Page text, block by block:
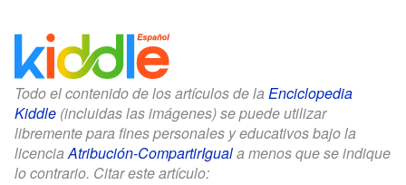
Todo el contenido de los artículos de la Enciclopedia
Kiddle (incluidas las imágenes) se puede utilizar
libremente para fines personales y educativos bajo la
licenciaAtribución-CompartirIguala menos que se indique
lo contrario. Citar este artículo: